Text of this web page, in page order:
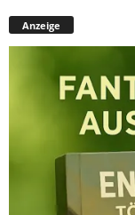
Anzeige